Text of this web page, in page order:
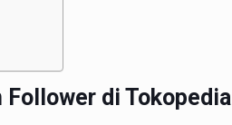
Follower di Tokopedia